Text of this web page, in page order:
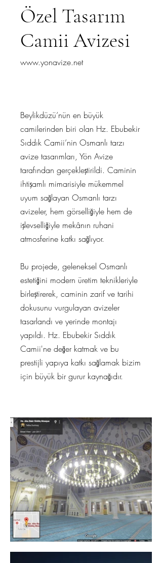
Özel Tasarım
Camii Avizesi
www.yonavize.net
Beylikdüzü’nün en büyük
camilerinden biri olan Hz. Ebubekir
Sıddık Camii’nin Osmanlı tarzı
avize tasarımları, Yön Avize
tarafından gerçekleştirildi. Caminin
ihtişamlı mimarisiyle mükemmel
uyum sağlayan Osmanlı tarzı
avizeler, hem görselliğiyle hem de
işlevselliğiyle mekânın ruhani
atmosferine katkı sağlıyor.
Bu projede, geleneksel Osmanlı
estetiğini modern üretim teknikleriyle
birleştirerek, caminin zarif ve tarihi
dokusunu vurgulayan avizeler
tasarlandı ve yerinde montajı
yapıldı. Hz. Ebubekir Sıddık
Camii'ne değer katmak ve bu
prestijli yapıya katkı sağlamak bizim
için büyük bir gurur kaynağıdır.